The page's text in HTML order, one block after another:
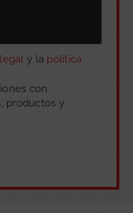
y la política
con
productos y